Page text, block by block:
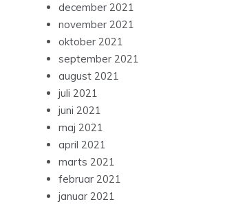
december 2021
november 2021
oktober 2021
september 2021
august 2021
juli 2021
juni 2021
maj 2021
april 2021
marts 2021
februar 2021
januar 2021